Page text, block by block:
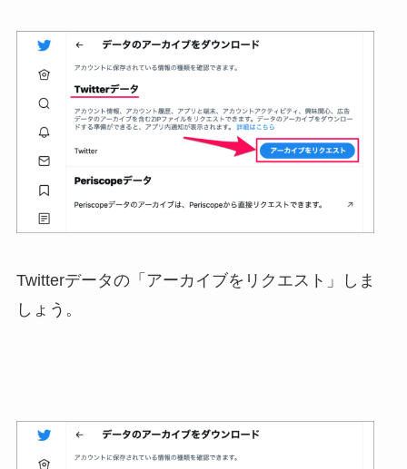
Twitterデータの「アーカイブをリクエスト」しま
しょう。